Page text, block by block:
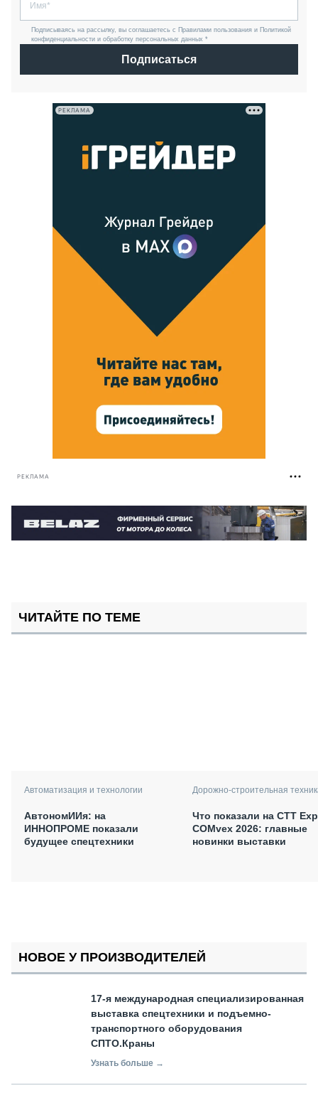
Подписываясь на рассылку, вы соглашаетесь с Правилами пользования и Политикой
конфиденциальности и обработку персональных данных *
Подписаться
РЕКЛАМА
РЕКЛАМА
ЧИТАЙТЕ ПО ТЕМЕ
Автоматизация и технологии
АвтономИИя: на
ИННОПРОМЕ показали
будущее спецтехники
Дорожно-строительная
Что показали на CTT
COMvex 2026: главные
новинки выставки
НОВОЕ У ПРОИЗВОДИТЕЛЕЙ
17-я международная специализированная
выставка спецтехники и подъемно-
транспортного оборудования
СПТО.Краны
Узнать больше →